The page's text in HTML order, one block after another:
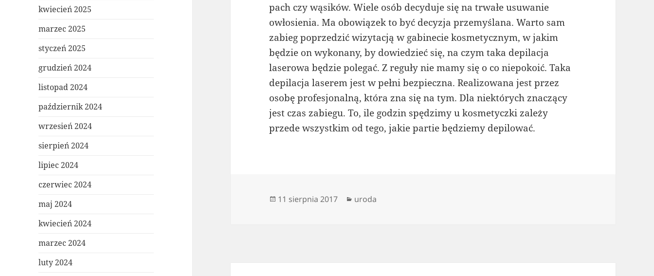
kwiecień 2025
marzec 2025
styczeń 2025
grudzień 2024
listopad 2024
październik 2024
wrzesień 2024
sierpień 2024
lipiec 2024
czerwiec 2024
maj 2024
kwiecień 2024
marzec 2024
luty 2024
pach czy wąsików. Wiele osób decyduje się na trwałe usuwanie
owłosienia. Ma obowiązek to być decyzja przemyślana. Warto sam
zabieg poprzedzić wizytacją w gabinecie kosmetycznym, w jakim
będzie on wykonany, by dowiedzieć się, na czym taka depilacja
laserowa będzie polegać. Z reguły nie mamy się o co niepokoić. Taka
depilacja laserem jest w pełni bezpieczna. Realizowana jest przez
osobę profesjonalną, która zna się na tym. Dla niektórych znaczący
jest czas zabiegu. To, ile godzin spędzimy u kosmetyczki zależy
przede wszystkim od tego, jakie partie będziemy depilować.
Data
11 sierpnia 2017 Kategorie
uroda